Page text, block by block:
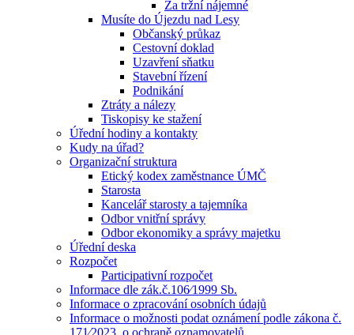
Za tržní nájemné
Musíte do Újezdu nad Lesy
Občanský průkaz
Cestovní doklad
Uzavření sňatku
Stavební řízení
Podnikání
Ztráty a nálezy
Tiskopisy ke stažení
Úřední hodiny a kontakty
Kudy na úřad?
Organizační struktura
Etický kodex zaměstnance ÚMČ
Starosta
Kancelář starosty a tajemníka
Odbor vnitřní správy
Odbor ekonomiky a správy majetku
Úřední deska
Rozpočet
Participativní rozpočet
Informace dle zák.č.106⁄1999 Sb.
Informace o zpracování osobních údajů
Informace o možnosti podat oznámení podle zákona č.
171⁄2023, o ochraně oznamovatelů